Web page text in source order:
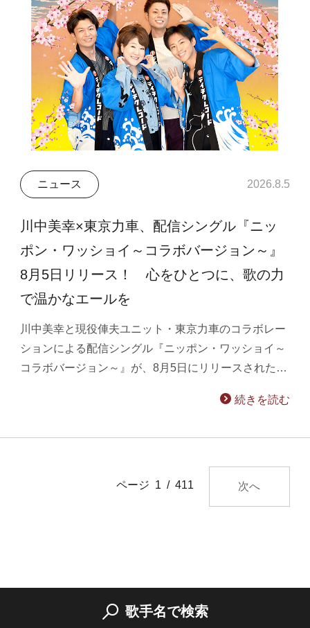
ニュース 2026.8.5
川中美幸×東京力車、配信シングル『ニッ
ポン・ワッショイ～コラボバージョン～』
8月5日リリース！ 心をひとつに、歌の力
で温かなエールを
川中美幸と現役俥夫ユニット・東京力車のコラボレー
ションによる配信シングル『ニッポン・ワッショイ～
コラボバージョン～』が、8月5日にリリースされた…
続きを読む
ページ 1 / 411 次へ
歌手名で検索